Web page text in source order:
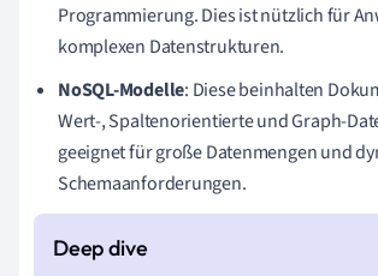
Programmierung. Dies ist nützlich für
komplexen Datenstrukturen.
NoSQL-Modelle: Diese beinhalten
Wert-, Spaltenorientierte und Graph-
geeignet für große Datenmengen und
Schemaanforderungen.